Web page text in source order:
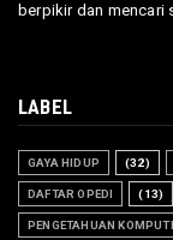
berpikir dan mencari
LABEL
GAYA HIDUP (32)
DAFTAR OPEDI (13)
PENGETAHUAN